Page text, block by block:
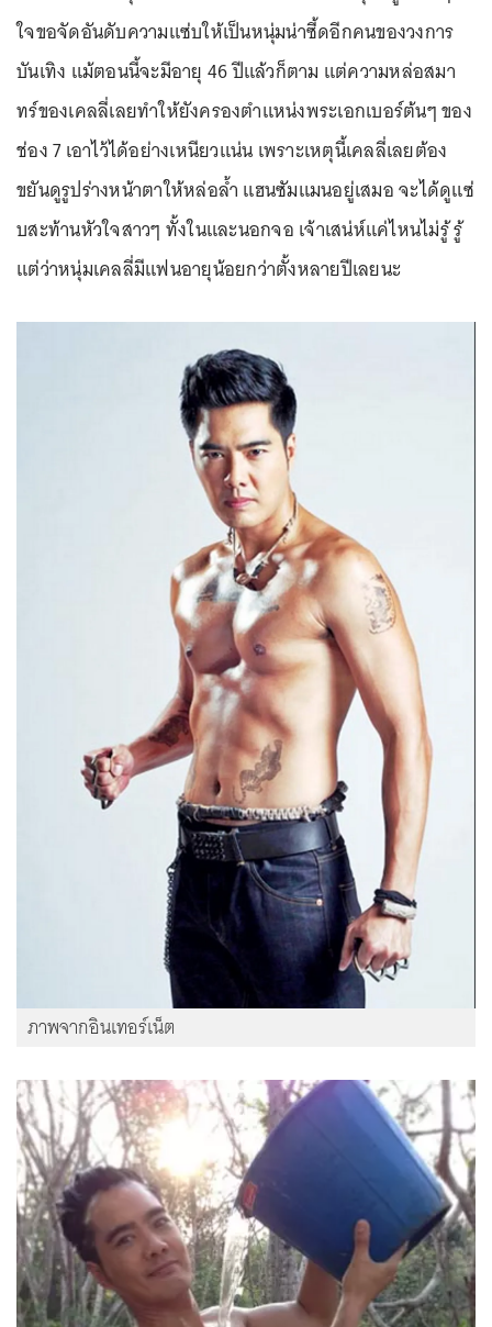
ใจขอจัดอันดับความแซ่บให้เป็นหนุ่มน่าซี้ดอีกคนของวงการ
บันเทิง แม้ตอนนี้จะมีอายุ 46 ปีแล้วก็ตาม แต่ความหล่อสมา
ทร์ของเคลลี่เลยทำให้ยังครองตำแหน่งพระเอกเบอร์ต้นๆ ของ
ช่อง 7 เอาไว้ได้อย่างเหนียวแน่น เพราะเหตุนี้เคลลี่เลยต้อง
ขยันดูรูปร่างหน้าตาให้หล่อล้ำ แฮนซัมแมนอยู่เสมอ จะได้ดูแซ่
บสะท้านหัวใจสาวๆ ทั้งในและนอกจอ เจ้าเสน่ห์แค่ไหนไม่รู้ รู้
แต่ว่าหนุ่มเคลลี่มีแฟนอายุน้อยกว่าตั้งหลายปีเลยนะ
ภาพจากอินเทอร์เน็ต